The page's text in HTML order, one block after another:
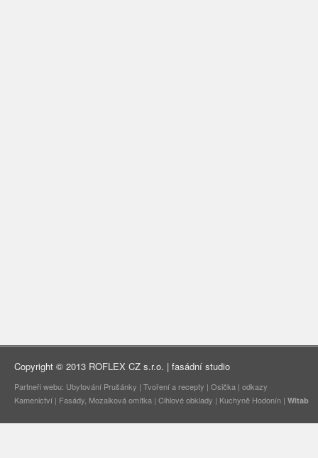
Copyright © 2013 ROFLEX CZ s.r.o. | fasádní studio
Partneři webu: Ubytování Prušánky | Tvoření a recepty | Osička | odkazy
Kamenictví | Fasády, Mozaiková omítka | Cihlové obklady | Kuchyně Hodonín | Witab